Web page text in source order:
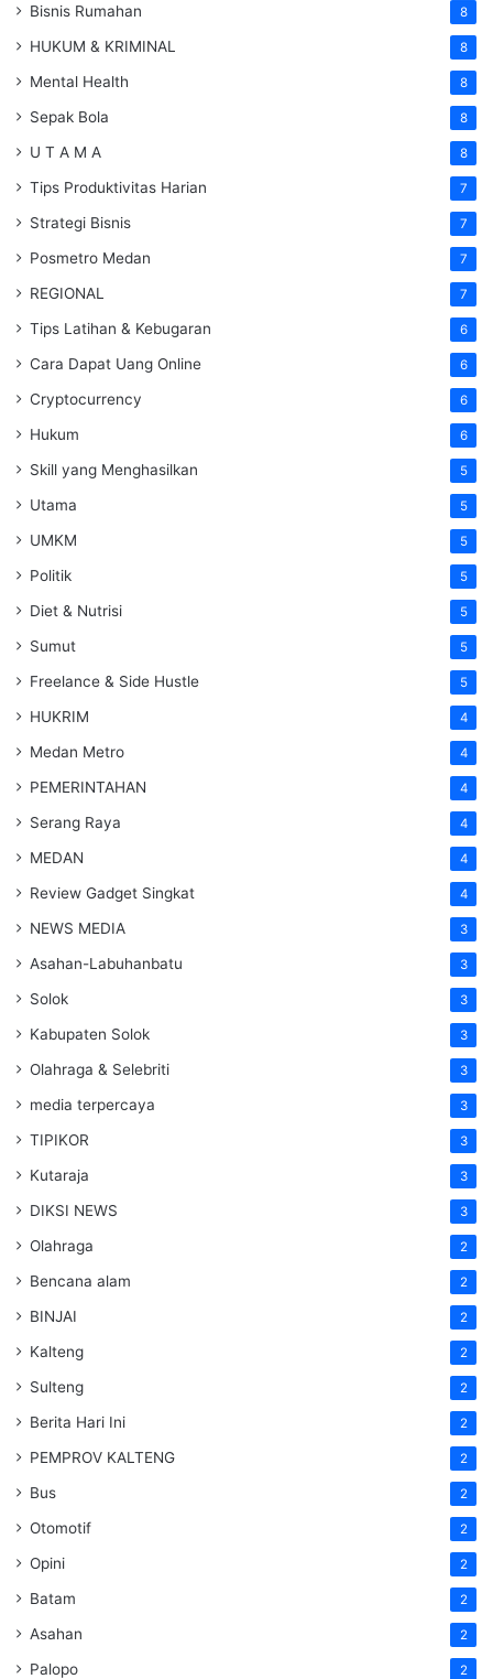
Bisnis Rumahan 8
HUKUM & KRIMINAL 8
Mental Health 8
Sepak Bola 8
U T A M A 8
Tips Produktivitas Harian 7
Strategi Bisnis 7
Posmetro Medan 7
REGIONAL 7
Tips Latihan & Kebugaran 6
Cara Dapat Uang Online 6
Cryptocurrency 6
Hukum 6
Skill yang Menghasilkan 5
Utama 5
UMKM 5
Politik 5
Diet & Nutrisi 5
Sumut 5
Freelance & Side Hustle 5
HUKRIM 4
Medan Metro 4
PEMERINTAHAN 4
Serang Raya 4
MEDAN 4
Review Gadget Singkat 4
NEWS MEDIA 3
Asahan-Labuhanbatu 3
Solok 3
Kabupaten Solok 3
Olahraga & Selebriti 3
media terpercaya 3
TIPIKOR 3
Kutaraja 3
DIKSI NEWS 3
Olahraga 2
Bencana alam 2
BINJAI 2
Kalteng 2
Sulteng 2
Berita Hari Ini 2
PEMPROV KALTENG 2
Bus 2
Otomotif 2
Opini 2
Batam 2
Asahan 2
Palopo 2